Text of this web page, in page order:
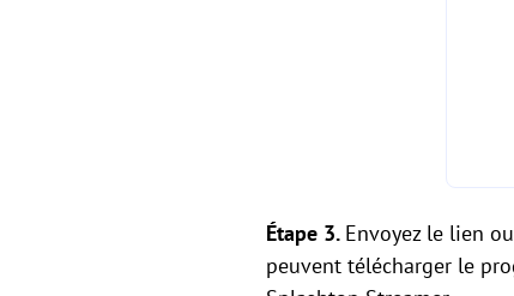
Étape 3. Envoyez le lien
peuvent télécharger le